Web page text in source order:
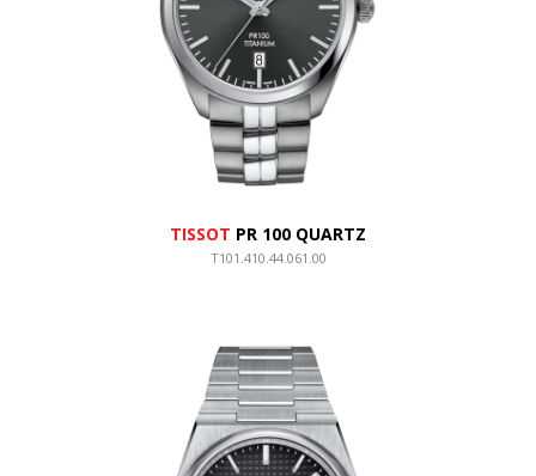
TISSOT PR 100 QUARTZ
T101.410.44.061.00